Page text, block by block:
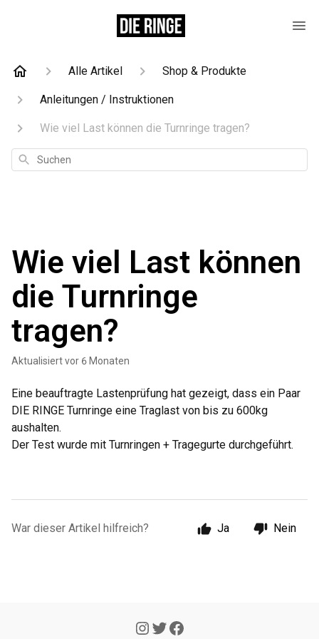
Alle Artikel Shop & Produkte
Anleitungen / Instruktionen
Wie viel Last können die Turnringe tragen?
Suchen
Wie viel Last können
die Turnringe
tragen?
Aktualisiertvor 6 Monaten
Eine beauftragte Lastenprüfung hat gezeigt, dass ein Paar
DIE RINGE Turnringe eine Traglast von bis zu 600kg
aushalten.
Der Test wurde mit Turnringen + Tragegurte durchgeführt.
War dieser Artikel hilfreich? Ja Nein